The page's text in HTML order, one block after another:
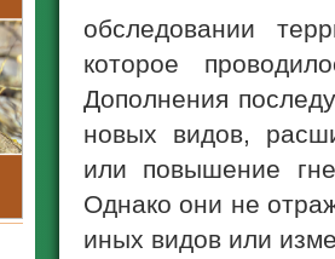
обследовании
которое
Дополнения
новых видов,
или повышение
Однако они не
иных видов или